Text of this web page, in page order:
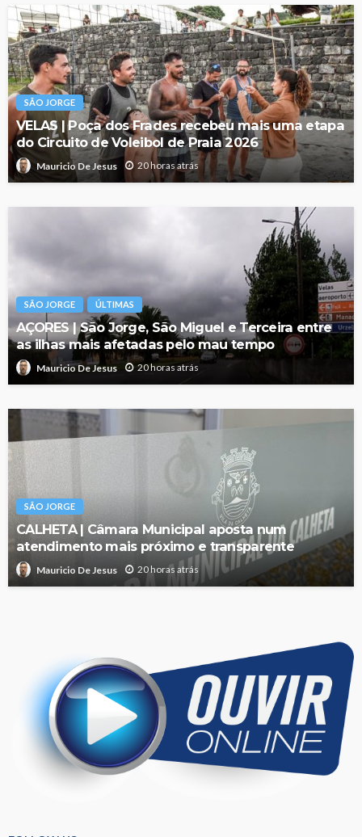
SÃO JORGE
VELAS | Poça dos Frades recebeu mais uma etapa
do Circuito de Voleibol de Praia 2026
Mauricio De Jesus 20 horas atrás
SÃO JORGE ÚLTIMAS
AÇORES | São Jorge, São Miguel e Terceira entre
as ilhas mais afetadas pelo mau tempo
Mauricio De Jesus 20 horas atrás
SÃO JORGE
CALHETA | Câmara Municipal aposta num
atendimento mais próximo e transparente
Mauricio De Jesus 20 horas atrás